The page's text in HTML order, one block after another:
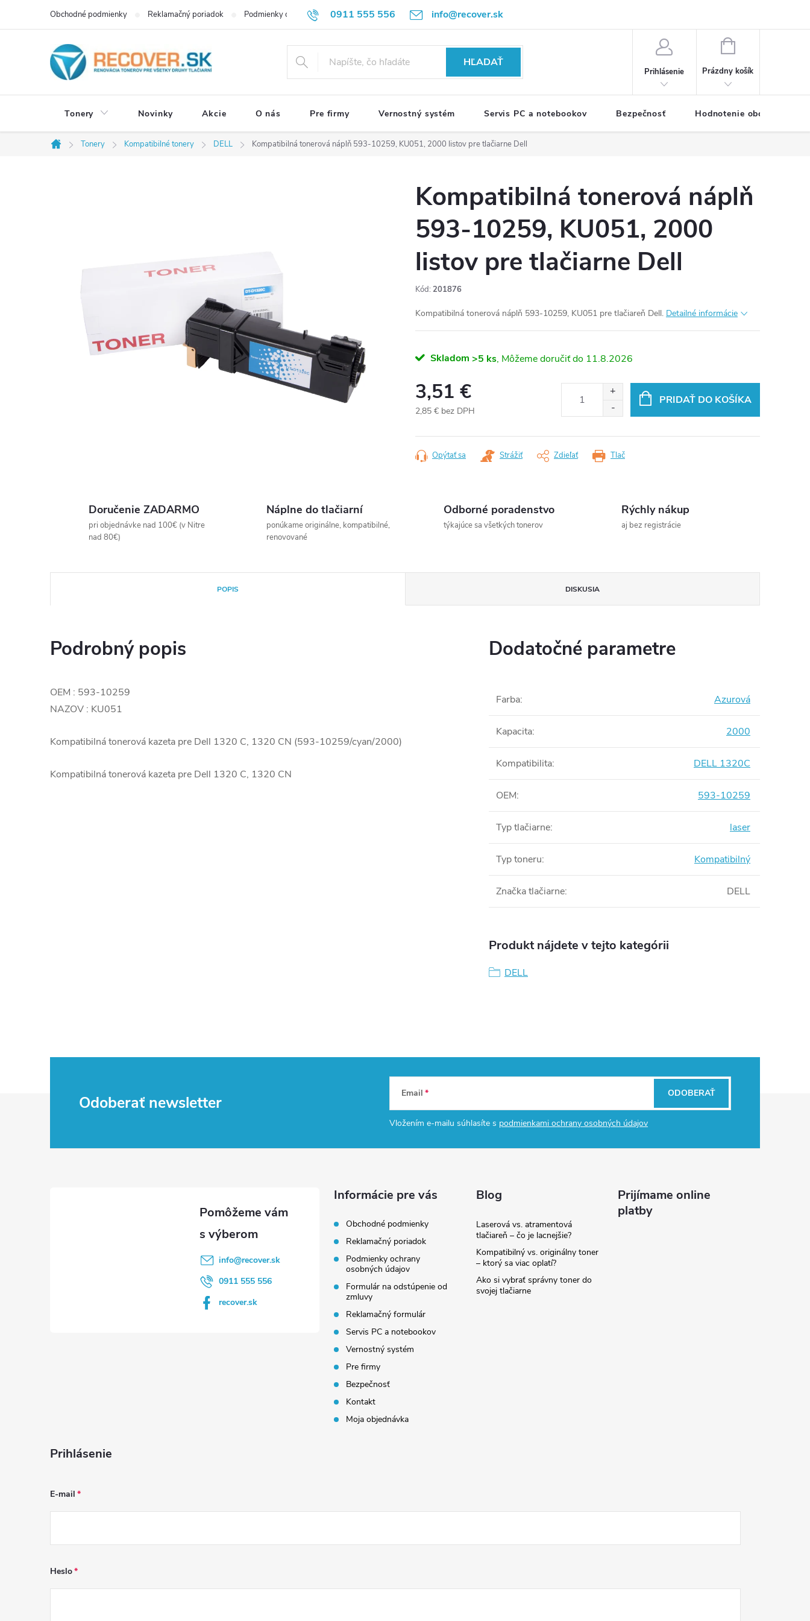
0911 555 556 info@recover.sk
Obchodné podmienky Reklamačný poriadok Podmienky ochrany osobných údajov Formulár na odstúpenie od zmluvy
HĽADAŤ
Prihlásenie
NÁKUPNÝ
Prázdny košík
Tonery Novinky Akcie O nás Pre firmy Vernostný systém Servis PC a notebookov Bezpečnosť Hodnotenie obchodu
Domov
Tonery Kompatibilné tonery DELL Kompatibilná tonerová náplň 593-10259, KU051, 2000 listov pre tlačiarne Dell
Kompatibilná tonerová náplň
593-10259, KU051, 2000
listov pre tlačiarne Dell
Kód: 201876
Kompatibilná tonerová náplň 593-10259, KU051 pre tlačiareň Dell. Detailné informácie
Skladom >5 ks 11.8.2026
3,51 €
2,85 € bez DPH
cena:
PRIDAŤ DO KOŠÍKA
Tlač
Opýtať sa Strážiť Zdieľať
Doručenie ZADARMO
pri objednávke nad 100€ (v Nitre
nad 80€)
Náplne do tlačiarní
ponúkame originálne, kompatibilné,
renovované
Odborné poradenstvo
týkajúce sa všetkých tonerov
Rýchly nákup
aj bez registrácie
POPIS DISKUSIA
Podrobný popis
OEM : 593-10259
NAZOV : KU051
Kompatibilná tonerová kazeta pre Dell 1320 C, 1320 CN (593-10259/cyan/2000)
Kompatibilná tonerová kazeta pre Dell 1320 C, 1320 CN
Dodatočné parametre
Farba: Azurová
Kapacita: 2000
Kompatibilita: DELL 1320C
OEM: 593-10259
Typ tlačiarne: laser
Typ toneru: Kompatibilný
Značka tlačiarne: DELL
Produkt nájdete v tejto kategórii
DELL
Odoberať newsletter Email
Vložením e-mailu súhlasíte s podmienkami ochrany osobných údajov
ODOBERAŤ
info@recover.sk
0911 555 556
recover.sk
Informácie pre vás
Obchodné podmienky
Reklamačný poriadok
Podmienky ochrany
osobných údajov
Formulár na odstúpenie od
zmluvy
Reklamačný formulár
Servis PC a notebookov
Vernostný systém
Pre firmy
Bezpečnosť
Kontakt
Moja objednávka
Blog
Laserová vs. atramentová
tlačiareň – čo je lacnejšie?
Kompatibilný vs. originálny toner
– ktorý sa viac oplatí?
Ako si vybrať správny toner do
svojej tlačiarne
Prijímame online
platby
Prihlásenie
E-mail
Heslo